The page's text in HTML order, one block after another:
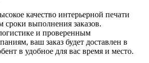
качество интерьерной печати
сроки выполнения заказов.
и проверенным
ваш заказ будет доставлен в
в удобное для вас время и место.